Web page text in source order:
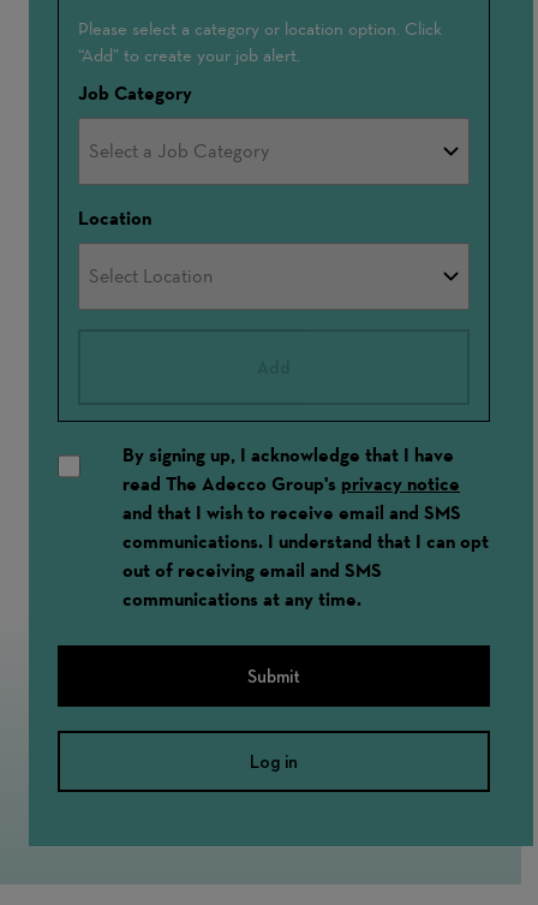
Interested
In
Please select a category or location option. Click
“Add” to create your job alert.
Job Category
Location
By signing up, I acknowledge that I have
read The Adecco Group's privacy notice
and that I wish to receive email and SMS
communications. I understand that I can opt
out of receiving email and SMS
communications at any time.
Submit
Log in